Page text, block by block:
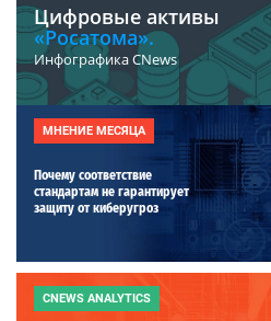
Цифровые активы
«Росатома».
Инфографика CNews
МНЕНИЕ МЕСЯЦА
Почему соответствие
стандартам не гарантирует
защиту от киберугроз
CNEWS ANALYTICS